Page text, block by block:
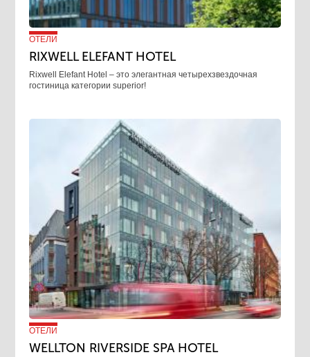
ОТЕЛИ
RIXWELL ELEFANT HOTEL
Rixwell Elefant Hotel ‒ это элегантная четырехзвездочная
гостиница категории superior!
ОТЕЛИ
WELLTON RIVERSIDE SPA HOTEL